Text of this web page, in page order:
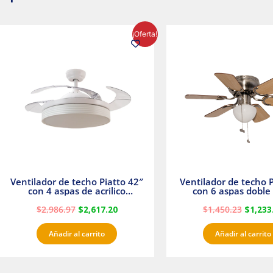
¡Oferta!
Ventilador de techo Piatto 42″
con 4 aspas de acrilico
$2,986.97
$2,986.97.
$2,617.20
precio
actual
Añadir al carrito
Ventilador de techo
con 6 aspas
$1,450.23 $
Añadir al carrito